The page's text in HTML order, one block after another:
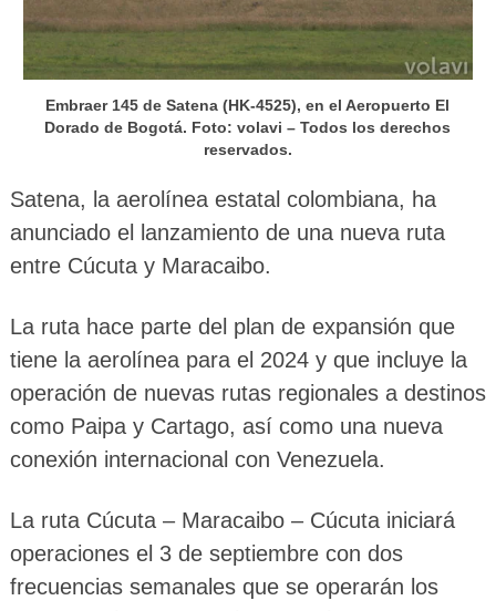
Embraer 145 de Satena (HK-4525), en el Aeropuerto El
Dorado de Bogotá. Foto: volavi – Todos los derechos
reservados.
Satena, la aerolínea estatal colombiana, ha
anunciado el lanzamiento de una nueva ruta
entre Cúcuta y Maracaibo.
La ruta hace parte del plan de expansión que
tiene la aerolínea para el 2024 y que incluye la
operación de nuevas rutas regionales a destinos
como Paipa y Cartago, así como una nueva
conexión internacional con Venezuela.
La ruta Cúcuta – Maracaibo – Cúcuta iniciará
operaciones el 3 de septiembre con dos
frecuencias semanales que se operarán los